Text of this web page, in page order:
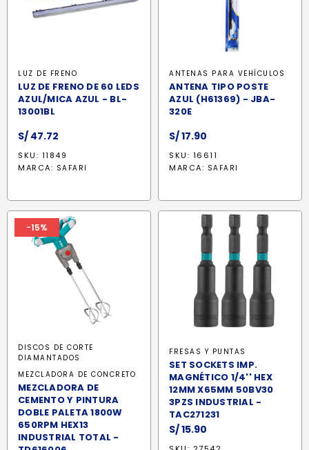
LUZ DE FRENO
LUZ DE FRENO DE 60 LEDS
AZUL/MICA AZUL - BL-
13001BL
S/ 47.72
SKU: 11849
MARCA: SAFARI
ANTENAS PARA VEHÍCULOS
ANTENA TIPO POSTE
AZUL (H61369) - JBA-
320E
S/17.90
SKU: 16611
MARCA: SAFARI
-15%
DISCOS DE CORTE
DIAMANTADOS
MEZCLADORA DE CONCRETO
MEZCLADORA DE
CEMENTO Y PINTURA
DOBLE PALETA 1800W
650RPM HEX13
INDUSTRIAL TOTAL -
FRESAS Y PUNTAS
SET SOCKETS IMP.
MAGNÉTICO 1/4'' HEX
12MM X65MM 50BV30
3PZS INDUSTRIAL -
TAC271231
S/15.90